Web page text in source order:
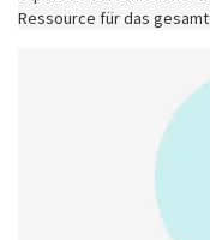
Ressource für das